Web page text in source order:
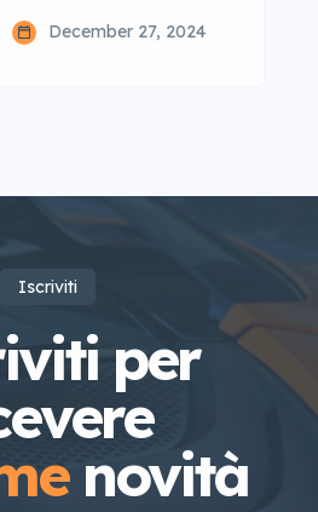
December 27, 2024
Iscriviti
per
novità